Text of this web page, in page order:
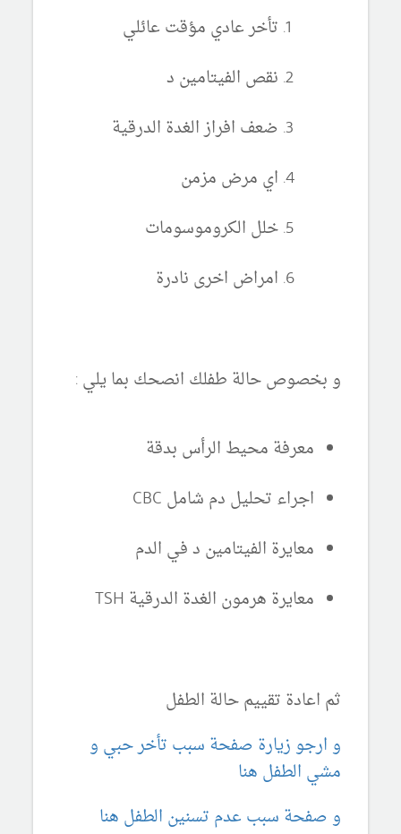
تأخر عادي مؤقت عائلي
نقص الفيتامين د
ضعف افراز الغدة الدرقية
اي مرض مزمن
خلل الكروموسومات
امراض اخرى نادرة
و بخصوص حالة طفلك انصحك بما يلي :
معرفة محيط الرأس بدقة
اجراء تحليل دم شامل CBC
معايرة الفيتامين د في الدم
معايرة هرمون الغدة الدرقية TSH
ثم اعادة تقييم حالة الطفل
و ارجو زيارة صفحة سبب تأخر حبي و
مشي الطفل هنا
و صفحة سبب عدم تسنين الطفل هنا